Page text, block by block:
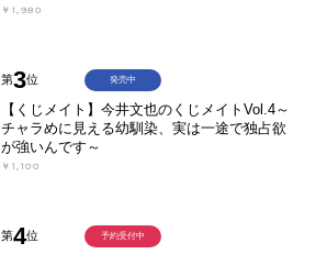
￥1,980
第3位
【くじメイト】今井文也のくじメイトVol.4～
チャラめに見える幼馴染、実は一途で独占欲
が強いんです～
￥1,100
発売中
第4位 予約受付中